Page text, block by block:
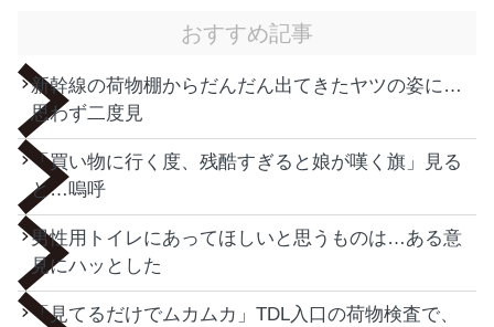
おすすめ記事
新幹線の荷物棚からだんだん出てきたヤツの姿に…
思わず二度見
「買い物に行く度、残酷すぎると娘が嘆く旗」見る
と…嗚呼
男性用トイレにあってほしいと思うものは…ある意
見にハッとした
「見てるだけでムカムカ」TDL入口の荷物検査で、